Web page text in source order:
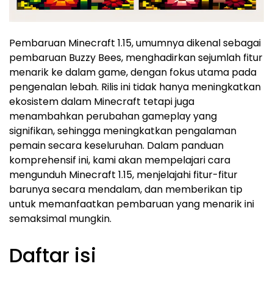
Pembaruan Minecraft 1.15, umumnya dikenal sebagai
pembaruan Buzzy Bees, menghadirkan sejumlah fitur
menarik ke dalam game, dengan fokus utama pada
pengenalan lebah. Rilis ini tidak hanya meningkatkan
ekosistem dalam Minecraft tetapi juga
menambahkan perubahan gameplay yang
signifikan, sehingga meningkatkan pengalaman
pemain secara keseluruhan. Dalam panduan
komprehensif ini, kami akan mempelajari cara
mengunduh Minecraft 1.15, menjelajahi fitur-fitur
barunya secara mendalam, dan memberikan tip
untuk memanfaatkan pembaruan yang menarik ini
semaksimal mungkin.
Daftar isi